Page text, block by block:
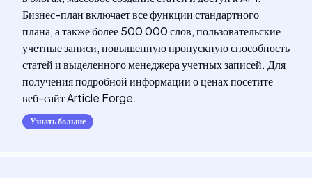
Бизнес-план включает все функции стандартного
плана, а также более 500 000 слов, пользовательские
учетные записи, повышенную пропускную способность
статей и выделенного менеджера учетных записей. Для
получения подробной информации о ценах посетите
веб-сайт Article Forge.
Узнать больше